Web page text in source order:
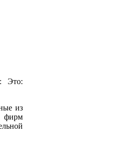
Это:
из
фирм